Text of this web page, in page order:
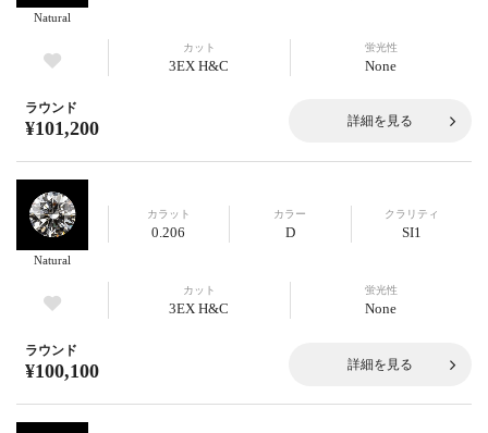
Natural
カット
3EX H&C
蛍光性
None
ラウンド
¥101,200 詳細を見る
Natural
カラット
0.206
カラー
D
クラリティ
SI1
カット
3EX H&C
蛍光性
None
ラウンド
¥100,100 詳細を見る